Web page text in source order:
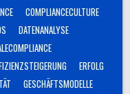
COMPLIANCECULTURE
DATENANALYSE
ERFOLG
GESCHÄFTSMODELLE